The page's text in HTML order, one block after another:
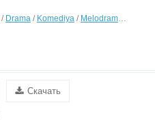
/ Drama / Komediya / Melodrama /
Скачать